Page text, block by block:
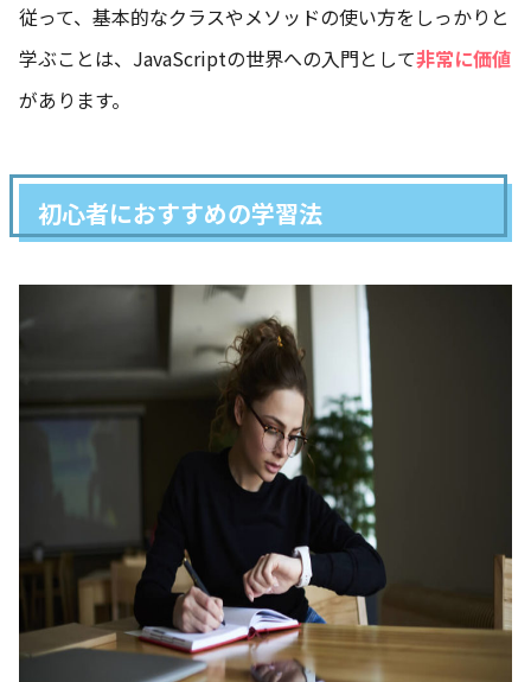
従って、基本的なクラスやメソッドの使い方をしっかりと
学ぶことは、JavaScriptの世界への入門として非常に価値
があります。
初心者におすすめの学習法